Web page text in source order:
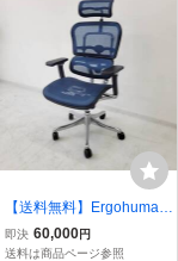
【送料無料】Ergohuman
エルゴヒューマンプロ ハ
イバックデスクチェア ■
即決 60,000円
送料は商品ページ参照